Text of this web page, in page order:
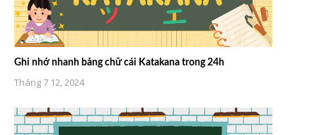
Ghi nhớ nhanh bảng chữ cái Katakana trong 24h
Tháng 7 12, 2024